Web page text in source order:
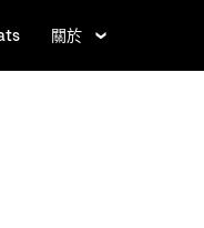
關於